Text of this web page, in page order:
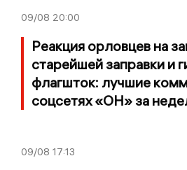
09/08 20:00
Реакция орловцев на
старейшей заправки и
флагшток: лучшие
соцсетях «ОН» за
09/08 17:13